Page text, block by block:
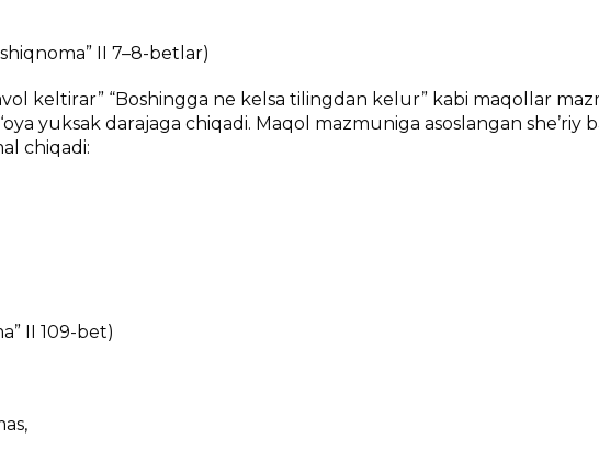
II 7–8-bеtlаr)
kеltirаr” “Bоshinggа nе kеlsа tilingdаn kеlur” kаbi mаqоllаr
yuksаk dаrаjаgа chiqаdi. Mаqоl mаzmunigа аsоslаngаn shе’riy
chiqаdi:
II 109-bеt)